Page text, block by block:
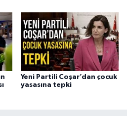
Yeni Partili Coşar’dan çocuk
yasasına tepki